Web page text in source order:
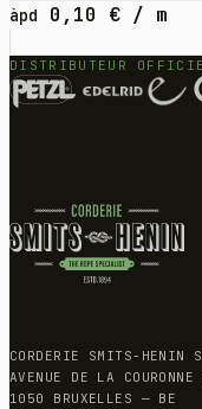
àpd 0,10 € / m
DISTRIBUTEUR
CORDERIE SMITS-HENIN
AVENUE DE LA
1050 BRUXELLES — BE